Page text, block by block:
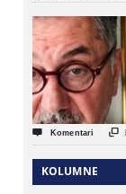
 Komentari 
KOLUMNE